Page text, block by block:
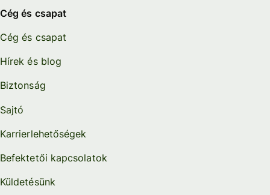
Cég és csapat
Cég és csapat
Hírek és blog
Biztonság
Sajtó
Karrierlehetőségek
Befektetői kapcsolatok
Küldetésünk